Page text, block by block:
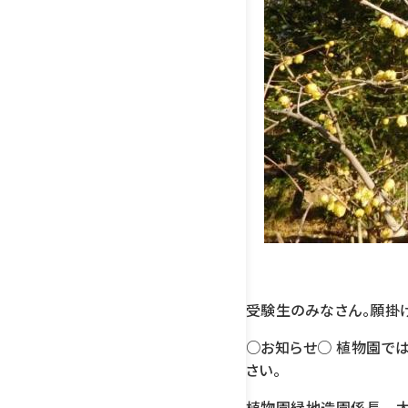
受験生のみなさん。願
○お知らせ○ 植物園では
さい。